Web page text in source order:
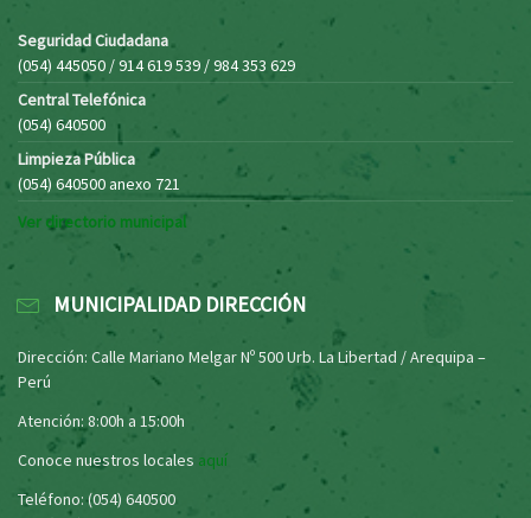
Seguridad Ciudadana
(054) 445050 / 914 619 539 / 984 353 629
Central Telefónica
(054) 640500
Limpieza Pública
(054) 640500 anexo 721
Ver directorio municipal
MUNICIPALIDAD DIRECCIÓN
Dirección: Calle Mariano Melgar Nº 500 Urb. La Libertad / Arequipa –
Perú
Atención: 8:00h a 15:00h
Conoce nuestros locales aquí
Teléfono: (054) 640500